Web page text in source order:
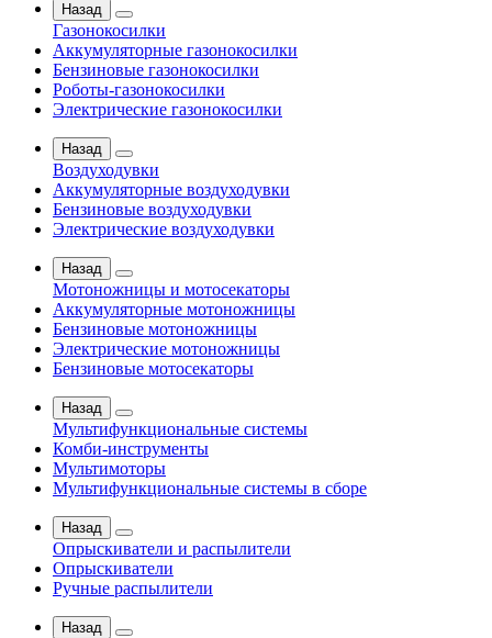
Назад
Газонокосилки
Аккумуляторные газонокосилки
Бензиновые газонокосилки
Роботы-газонокосилки
Электрические газонокосилки
Назад
Воздуходувки
Аккумуляторные воздуходувки
Бензиновые воздуходувки
Электрические воздуходувки
Назад
Мотоножницы и мотосекаторы
Аккумуляторные мотоножницы
Бензиновые мотоножницы
Электрические мотоножницы
Бензиновые мотосекаторы
Назад
Мультифункциональные системы
Комби-инструменты
Мультимоторы
Мультифункциональные системы в сборе
Назад
Опрыскиватели и распылители
Опрыскиватели
Ручные распылители
Назад